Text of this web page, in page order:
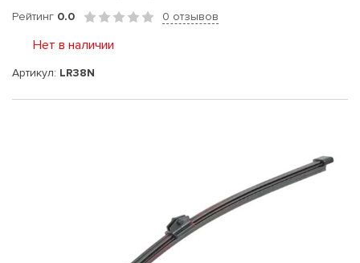
Рейтинг 0.0 0 отзывов
Нет в наличии
Артикул: LR38N